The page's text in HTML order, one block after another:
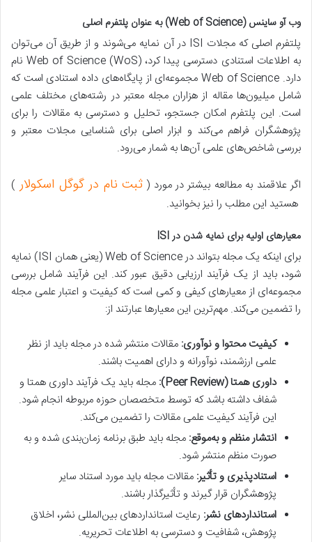
وب آو ساینس (Web of Science) به عنوان پلتفرم اصلی
پلتفرم اصلی که مجلات ISI در آن نمایه می‌شوند و از طریق آن می‌توان
به اطلاعات استنادی دسترسی پیدا کرد، Web of Science (WoS) نام
دارد. Web of Science مجموعه‌ای از پایگاه‌های داده استنادی است که
شامل میلیون‌ها مقاله از هزاران مجله معتبر در رشته‌های مختلف علمی
است. این پلتفرم امکان جستجو، تحلیل و دسترسی به مقالات را برای
پژوهشگران فراهم می‌کند و ابزار اصلی برای شناسایی مجلات معتبر و
بررسی شاخص‌های علمی آن‌ها به شمار می‌رود.
اگر علاقمند به مطالعه بیشتر در مورد (ثبت نام در گوگل اسکولار )
هستید این مطلب را نیز بخوانید.
معیارهای اولیه برای نمایه شدن در ISI
برای اینکه یک مجله بتواند در Web of Science (یعنی همان ISI) نمایه
شود، باید از یک فرآیند ارزیابی دقیق عبور کند. این فرآیند شامل بررسی
مجموعه‌ای از معیارهای کیفی و کمی است که کیفیت و اعتبار علمی مجله
را تضمین می‌کند. مهم‌ترین این معیارها عبارتند از:
کیفیت محتوا و نوآوری: مقالات منتشر شده در مجله باید از نظر
علمی ارزشمند، نوآورانه و دارای اهمیت باشند.
داوری همتا (Peer Review):
مجله باید یک فرآیند داوری همتا و
شفاف داشته باشد که توسط متخصصان حوزه مربوطه انجام شود.
این فرآیند کیفیت علمی مقالات را تضمین می‌کند.
انتشار منظم و به‌موقع: مجله باید طبق برنامه زمان‌بندی شده و به
صورت منظم منتشر شود.
استنادپذیری و تأثیر: مقالات مجله باید مورد استناد سایر
پژوهشگران قرار گیرند و تأثیرگذار باشند.
استانداردهای نشر: رعایت استانداردهای بین‌المللی نشر، اخلاق
پژوهش، شفافیت و دسترسی به اطلاعات تحریریه.